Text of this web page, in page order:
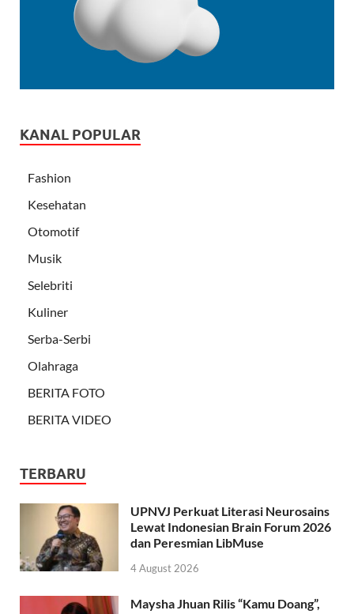
KANAL POPULAR
Fashion
Kesehatan
Otomotif
Musik
Selebriti
Kuliner
Serba-Serbi
Olahraga
BERITA FOTO
BERITA VIDEO
TERBARU
UPNVJ Perkuat Literasi Neurosains
Lewat Indonesian Brain Forum 2026
dan Peresmian LibMuse
4 August 2026
Maysha Jhuan Rilis “Kamu Doang”,